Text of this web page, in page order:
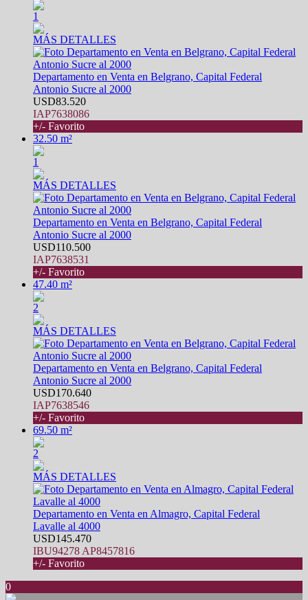
1
MÁS DETALLES
Departamento en Venta en Belgrano, Capital Federal
Antonio Sucre al 2000
USD83.520
IAP7638086
+/- Favorito
32.50 m²
1
MÁS DETALLES
Departamento en Venta en Belgrano, Capital Federal
Antonio Sucre al 2000
USD110.500
IAP7638531
+/- Favorito
47.40 m²
2
MÁS DETALLES
Departamento en Venta en Belgrano, Capital Federal
Antonio Sucre al 2000
USD170.640
IAP7638546
+/- Favorito
69.50 m²
2
MÁS DETALLES
Departamento en Venta en Almagro, Capital Federal
Lavalle al 4000
USD145.470
IBU94278 AP8457816
+/- Favorito
0